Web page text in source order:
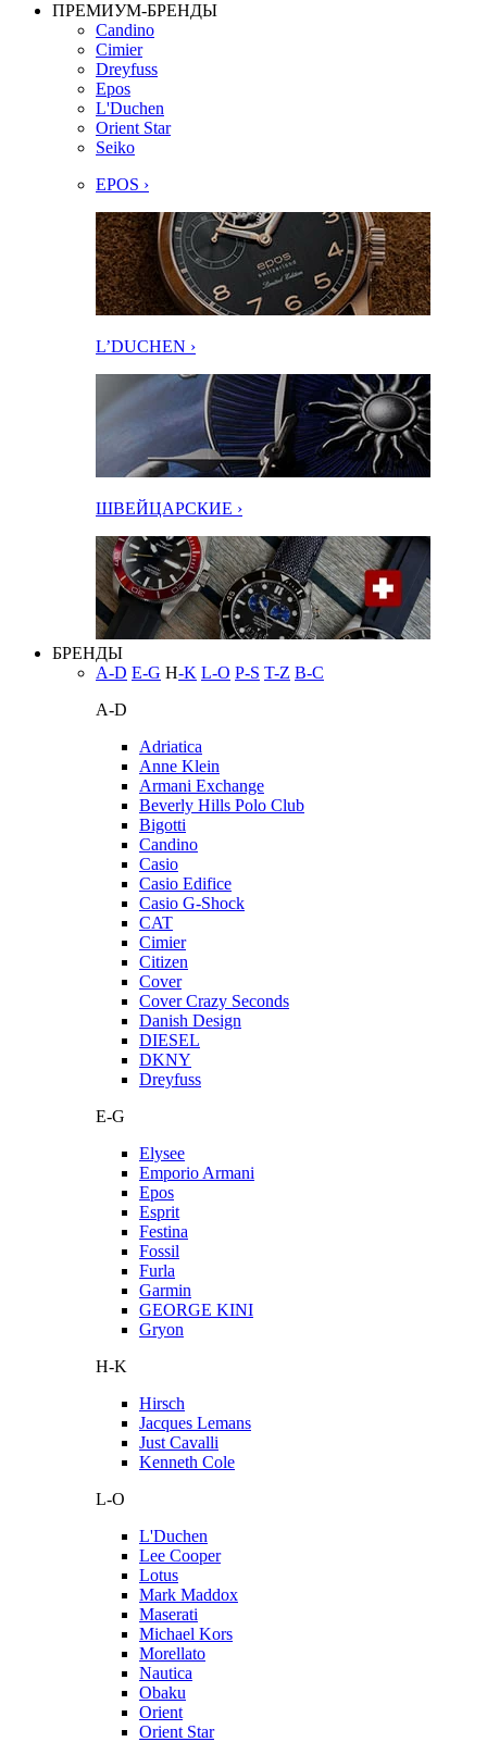
ПРЕМИУМ-БРЕНДЫ
Candino
Cimier
Dreyfuss
Epos
L'Duchen
Orient Star
Seiko
EPOS ›
L’DUCHEN ›
ШВЕЙЦАРСКИЕ ›
БРЕНДЫ
A-D E-G H-K L-O P-S T-Z В-С
A-D
Adriatica
Anne Klein
Armani Exchange
Beverly Hills Polo Club
Bigotti
Candino
Casio
Casio Edifice
Casio G-Shock
CAT
Cimier
Citizen
Cover
Cover Crazy Seconds
Danish Design
DIESEL
DKNY
Dreyfuss
E-G
Elysee
Emporio Armani
Epos
Esprit
Festina
Fossil
Furla
Garmin
GEORGE KINI
Gryon
H-K
Hirsch
Jacques Lemans
Just Cavalli
Kenneth Cole
L-O
L'Duchen
Lee Cooper
Lotus
Mark Maddox
Maserati
Michael Kors
Morellato
Nautica
Obaku
Orient
Orient Star